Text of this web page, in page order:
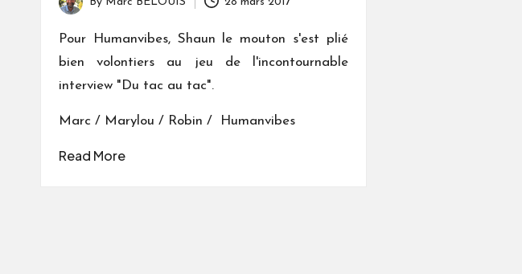
Posted
by
Pour Humanvibes, Shaun le mouton s'est plié
bien volontiers au jeu de l'incontournable
interview "Du tac au tac".
Marc / Marylou / Robin / Humanvibes
Read More